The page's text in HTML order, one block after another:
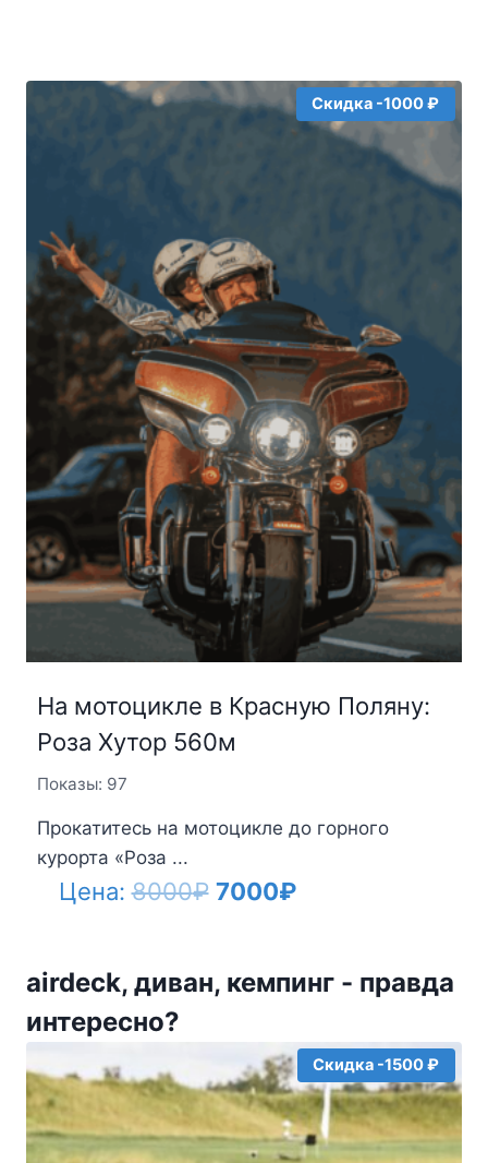
21000₽.Скидка -1000 ₽
На мотоцикле в Красную Поляну:
Роза Хутор 560м
Показы: 97
Прокатитесь на мотоцикле до горного
курорта «Роза ...
Цена:8000₽ Первоначальная
8000₽.
7000₽Текущая
airdeck, диван, кемпинг - правда
интересно?
Скидка -1500 ₽